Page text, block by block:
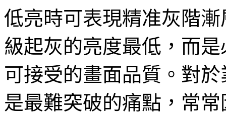
低亮時可表現精准灰階
級起灰的亮度最低，而
可接受的畫面品質。對
是最難突破的痛點，常